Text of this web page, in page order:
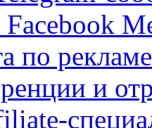
по
и